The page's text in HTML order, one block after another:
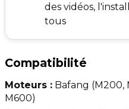
des vidéos,
tous
Compatibilité
Moteurs : Bafang (M200,
M600)